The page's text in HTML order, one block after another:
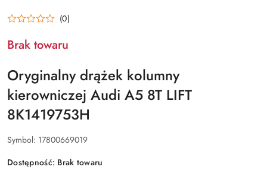
(0)
Brak towaru
Oryginalny drążek kolumny
kierowniczej Audi A5 8T LIFT
8K1419753H
Symbol: 17800669019
Dostępność: Brak towaru